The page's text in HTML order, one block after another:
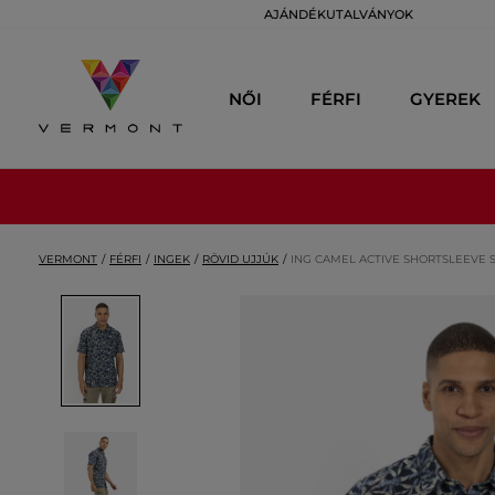
AJÁNDÉKUTALVÁNYOK
NŐI FÉRFI GYEREK
VERMONT FÉRFI INGEK RÖVID UJJÚK ING CAMEL ACTIVE SHORTSLEEVE